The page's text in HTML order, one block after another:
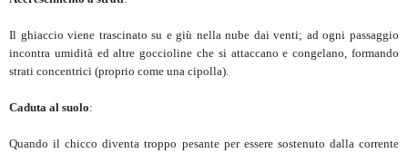
Il ghiaccio viene trascinato su e giù nella nube dai venti; ad ogni passaggio
incontra umidità ed altre goccioline che si attaccano e congelano, formando
strati concentrici (proprio come una cipolla).
Caduta al suolo:
Quando il chicco diventa troppo pesante per essere sostenuto dalla corrente